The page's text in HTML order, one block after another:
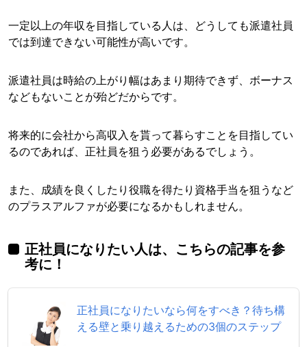
一定以上の年収を目指している人は、どうしても派遣社員
では到達できない可能性が高いです。
派遣社員は時給の上がり幅はあまり期待できず、ボーナス
などもないことが殆どだからです。
将来的に会社から高収入を貰って暮らすことを目指してい
るのであれば、正社員を狙う必要があるでしょう。
また、成績を良くしたり役職を得たり資格手当を狙うなど
のプラスアルファが必要になるかもしれません。
正社員になりたい人は、こちらの記事を参
考に！
正社員になりたいなら何をすべき？待ち構
える壁と乗り越えるための3個のステップ